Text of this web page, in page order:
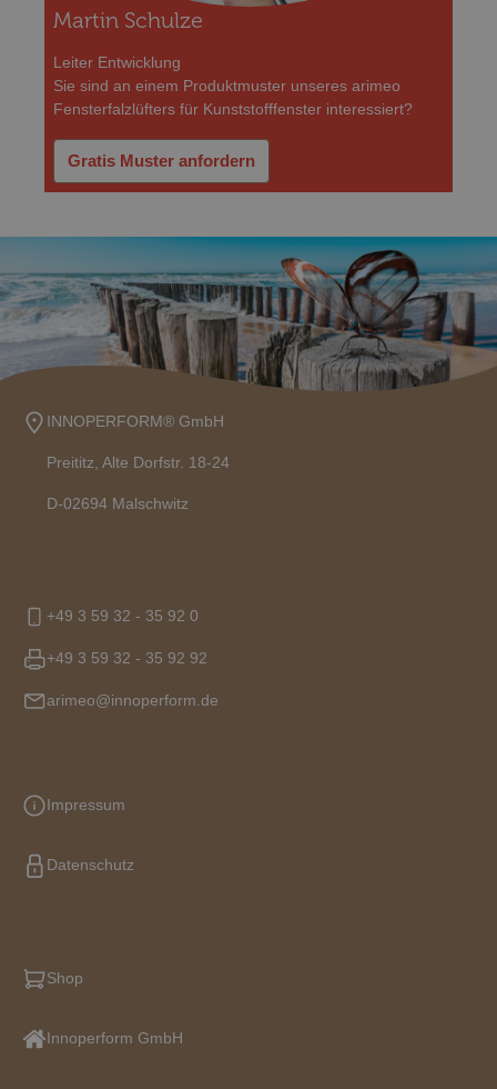
Martin Schulze
Leiter Entwicklung
Sie sind an einem Produktmuster unseres arimeo
Fensterfalzlüfters für Kunststofffenster interessiert?
Gratis Muster anfordern
INNOPERFORM® GmbH
Preititz, Alte Dorfstr. 18-24
D-02694 Malschwitz
+49 3 59 32 - 35 92 0
+49 3 59 32 - 35 92 92
arimeo@innoperform.de
Impressum
Datenschutz
Shop
Innoperform GmbH